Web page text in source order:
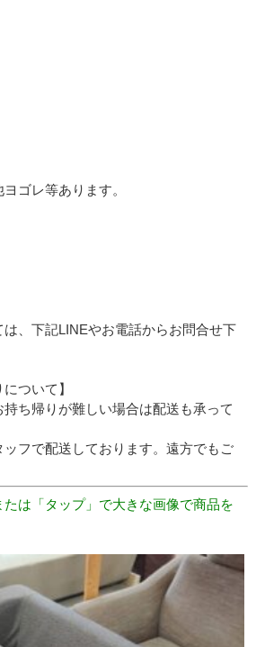
ゴレ等あります。
、下記LINEやお電話からお問合せ下
ついて】
ち帰りが難しい場合は配送も承って
フで配送しております。遠方でもご
は「タップ」で大きな画像で商品を